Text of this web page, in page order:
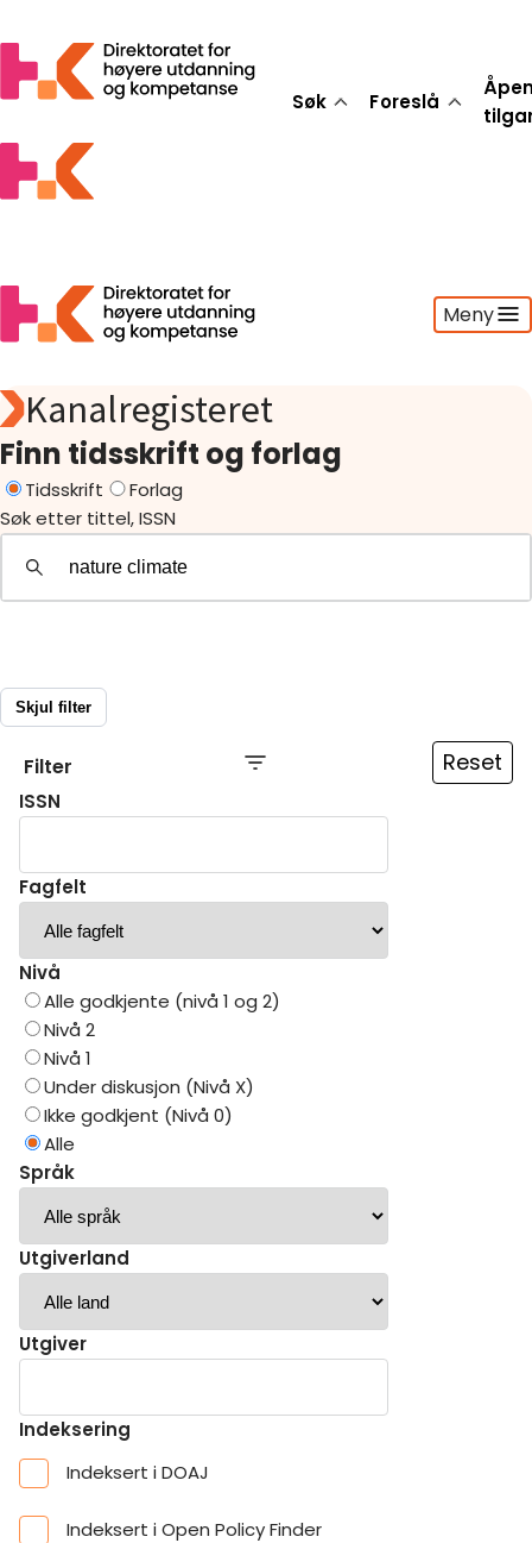
Søk Foreslå
Meny
Søk
Åpen tilgang
Statistikk
Aktuelt
Om
Kanalregisteret
Finn tidsskrift og forlag
Tidsskrift
Forlag
Søk etter tittel, ISSN
Skjul filter
Filter Reset
ISSN
Fagfelt
Nivå
Alle godkjente (nivå 1 og 2)
Nivå 2
Nivå 1
Under diskusjon (Nivå X)
Ikke godkjent (Nivå 0)
Alle
Språk
Utgiverland
Utgiver
Indeksering
Indeksert i DOAJ
Indeksert i Open Policy Finder